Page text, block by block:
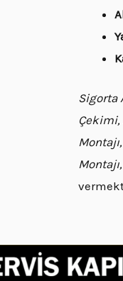
Sigorta
Çekimi,